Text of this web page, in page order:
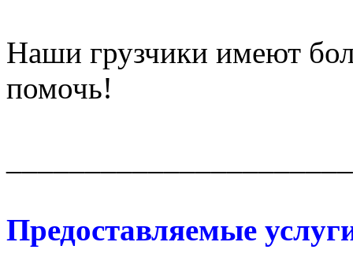
Наши грузчики имеют
помочь!
Предоставляемые